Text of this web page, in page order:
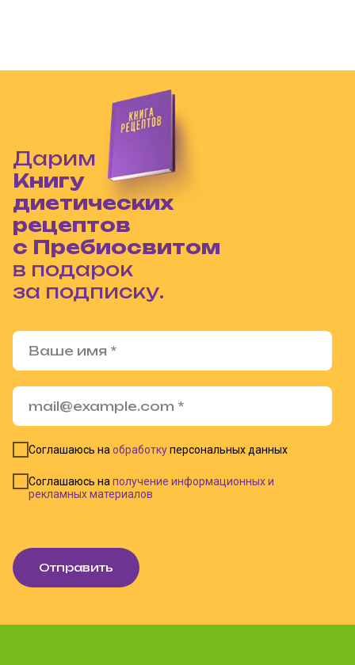
Соглашаюсь на обработкуперсональных данных
Соглашаюсь на получение информационных и
рекламных материалов
Отправить
Дарим
Книгу
диетических
рецептов
с Пребиосвитом
в подарок
за подписку.